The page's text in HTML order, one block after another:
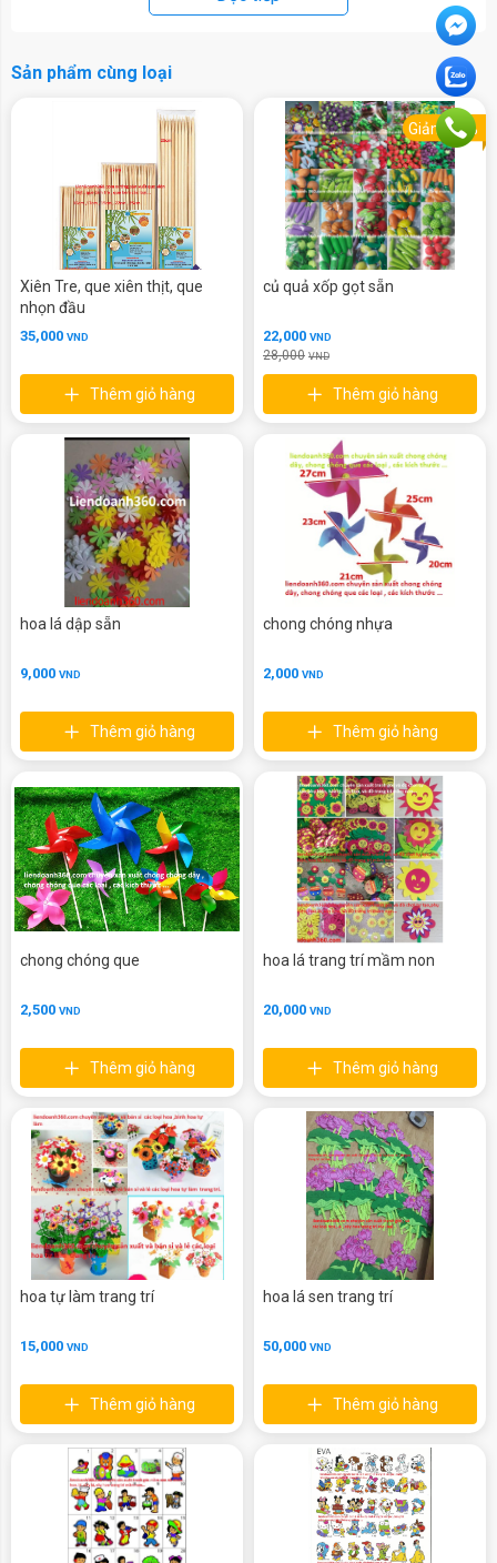
Sản phẩm cùng loại
Xiên Tre, que xiên thịt, que
nhọn đầu
35,000 VND
Thêm giỏ hàng
Giảm 21%
củ quả xốp gọt sẵn
22,000 VND
28,000 VND
Thêm giỏ hàng
hoa lá dập sẵn
9,000 VND
Thêm giỏ hàng
chong chóng nhựa
2,000 VND
Thêm giỏ hàng
chong chóng que
2,500 VND
Thêm giỏ hàng
hoa lá trang trí mầm non
20,000 VND
Thêm giỏ hàng
hoa tự làm trang trí
15,000 VND
Thêm giỏ hàng
hoa lá sen trang trí
50,000 VND
Thêm giỏ hàng